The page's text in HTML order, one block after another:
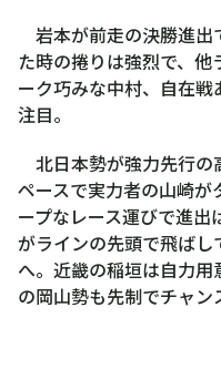
岩本が前走の決勝進出
た時の捲りは強烈で、
ーク巧みな中村、自在
注目。
北日本勢が強力先行の
ペースで実力者の山崎が
ープなレース運びで進
がラインの先頭で飛ば
へ。近畿の稲垣は自力
の岡山勢も先制でチャン